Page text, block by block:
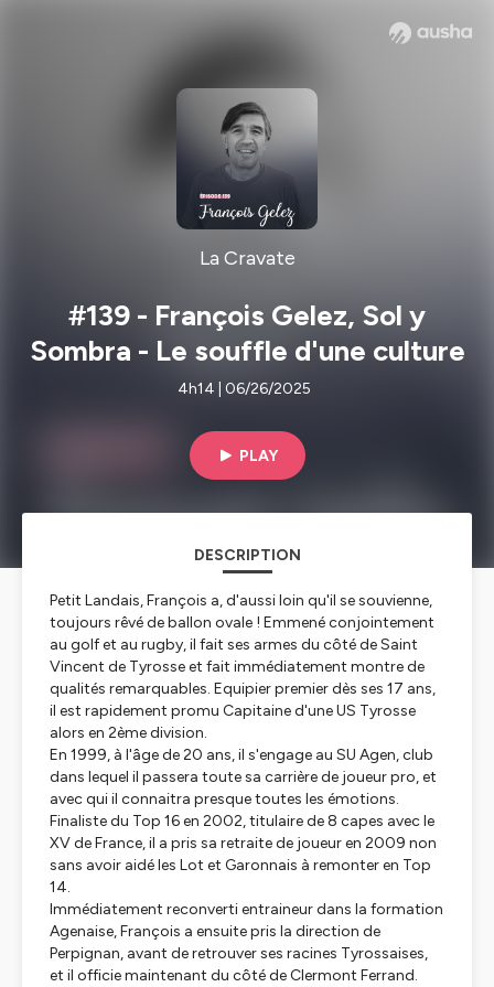
La Cravate
#139 - François Gelez, Sol y
Sombra - Le souffle d'une culture
4h14 | 06/26/2025
PLAY
DESCRIPTION
Petit Landais, François a, d'aussi loin qu'il se souvienne,
toujours rêvé de ballon ovale ! Emmené conjointement
au golf et au rugby, il fait ses armes du côté de Saint
Vincent de Tyrosse et fait immédiatement montre de
qualités remarquables. Equipier premier dès ses 17 ans,
il est rapidement promu Capitaine d'une US Tyrosse
alors en 2ème division.
En 1999, à l'âge de 20 ans, il s'engage au SU Agen, club
dans lequel il passera toute sa carrière de joueur pro, et
avec qui il connaitra presque toutes les émotions.
Finaliste du Top 16 en 2002, titulaire de 8 capes avec le
XV de France, il a pris sa retraite de joueur en 2009 non
sans avoir aidé les Lot et Garonnais à remonter en Top
14.
Immédiatement reconverti entraineur dans la formation
Agenaise, François a ensuite pris la direction de
Perpignan, avant de retrouver ses racines Tyrossaises,
et il officie maintenant du côté de Clermont Ferrand.